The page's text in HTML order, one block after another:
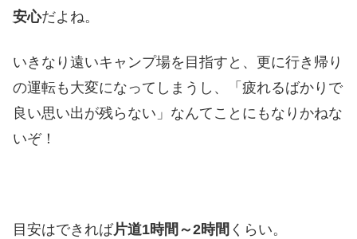
安心だよね。
いきなり遠いキャンプ場を目指すと、更に行き帰り
の運転も大変になってしまうし、「疲れるばかりで
良い思い出が残らない」なんてことにもなりかねな
いぞ！
目安はできれば片道1時間～2時間 くらい。